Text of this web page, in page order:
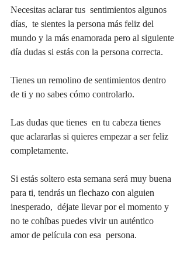
Necesitas aclarar tus  sentimientos algunos
días,  te sientes la persona más feliz del
mundo y la más enamorada pero al siguiente
día dudas si estás con la persona correcta.
Tienes un remolino de sentimientos dentro
de ti y no sabes cómo controlarlo.
Las dudas que tienes  en tu cabeza tienes
que aclararlas si quieres empezar a ser feliz
completamente.
Si estás soltero esta semana será muy buena
para ti, tendrás un flechazo con alguien
inesperado,  déjate llevar por el momento y
no te cohíbas puedes vivir un auténtico
amor de película con esa  persona.